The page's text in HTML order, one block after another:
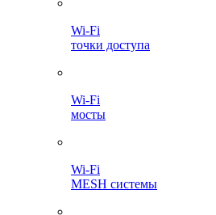
Wi-Fi
точки доступа
Wi-Fi
мосты
Wi-Fi
MESH системы